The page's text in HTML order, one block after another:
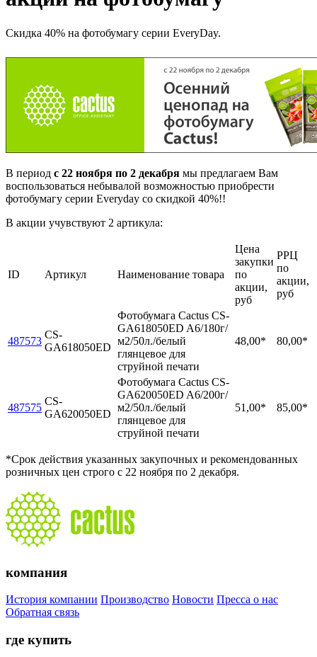
Скидка 40% на фотобумагу серии EveryDay.
В период с 22 ноября по 2 декабря мы предлагаем Вам
воспользоваться небывалой возможностью приобрести
фотобумагу серии Everyday со скидкой 40%!!
В акции учувствуют 2 артикула:
ID Артикул Наименование товара
Цена
закупки
по
акции,
руб
РРЦ
по
акции,
руб
487573
CS-
GA618050ED
Фотобумага Cactus CS-
GA618050ED A6/180г/
м2/50л./белый
глянцевое для
струйной печати
48,00* 80,00*
487575
CS-
GA620050ED
Фотобумага Cactus CS-
GA620050ED A6/200г/
м2/50л./белый
глянцевое для
струйной печати
51,00* 85,00*
*Срок действия указанных закупочных и рекомендованных
розничных цен строго с 22 ноября по 2 декабря.
компания
История компании Производство Новости Пресса о нас
Обратная связь
где купить